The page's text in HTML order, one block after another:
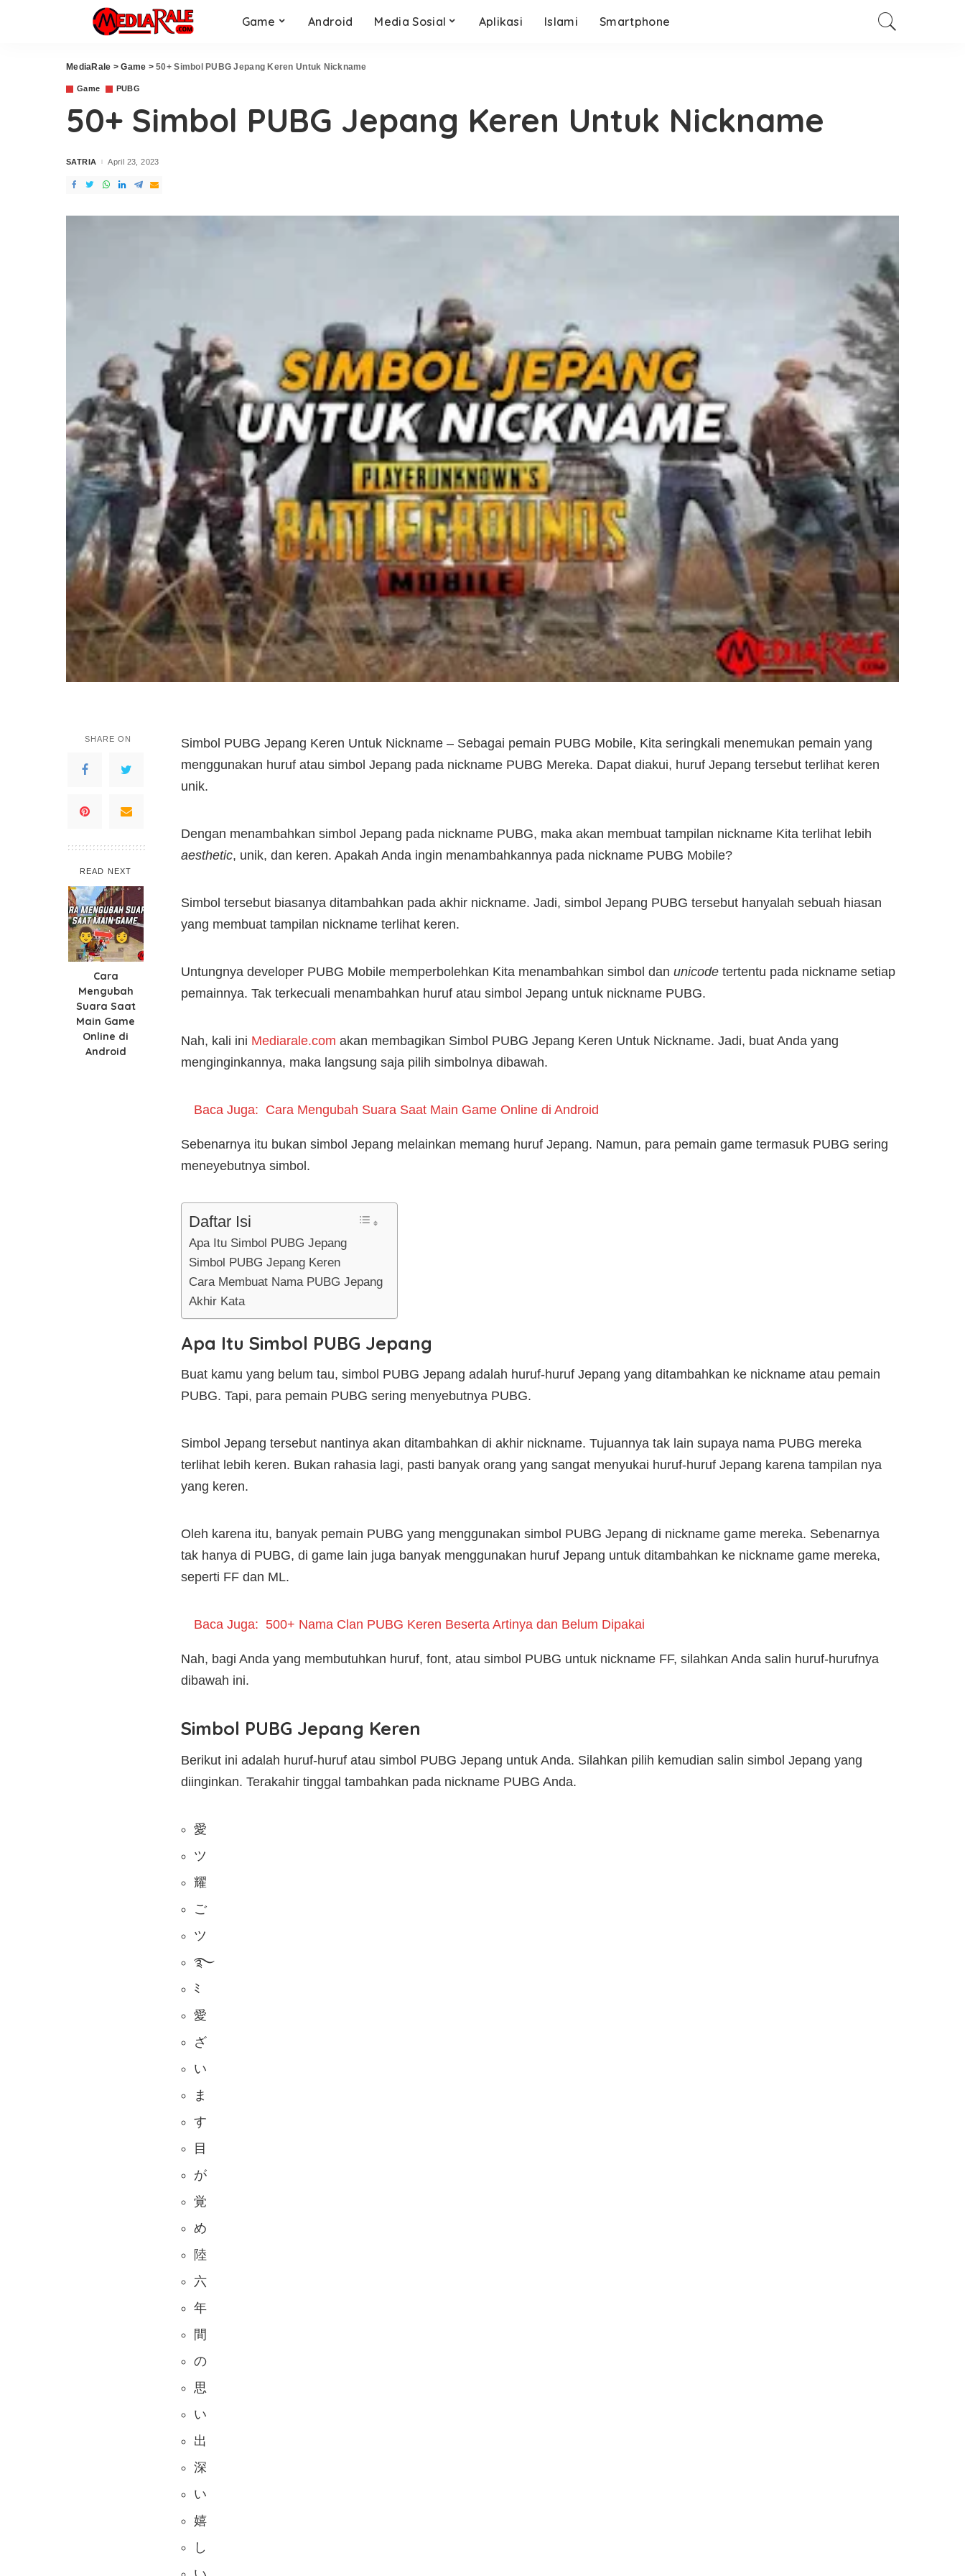
Game Android Media Sosial Aplikasi Islami Smartphone
MediaRale >Game >50+ Simbol PUBG Jepang Keren Untuk Nickname
Game PUBG
50+ Simbol PUBG Jepang Keren Untuk Nickname
Posted
SATRIA April 23, 2023
SHARE ON
READ NEXT
Cara
Mengubah
Suara Saat
Main Game
Online di
Android
Simbol PUBG Jepang Keren Untuk Nickname – Sebagai pemain PUBG Mobile, Kita seringkali menemukan pemain yang
menggunakan huruf atau simbol Jepang pada nickname PUBG Mereka. Dapat diakui, huruf Jepang tersebut terlihat keren
unik.
Dengan menambahkan simbol Jepang pada nickname PUBG, maka akan membuat tampilan nickname Kita terlihat lebih
aesthetic, unik, dan keren. Apakah Anda ingin menambahkannya pada nickname PUBG Mobile?
Simbol tersebut biasanya ditambahkan pada akhir nickname. Jadi, simbol Jepang PUBG tersebut hanyalah sebuah hiasan
yang membuat tampilan nickname terlihat keren.
Untungnya developer PUBG Mobile memperbolehkan Kita menambahkan simbol dan unicode tertentu pada nickname setiap
pemainnya. Tak terkecuali menambahkan huruf atau simbol Jepang untuk nickname PUBG.
Nah, kali ini Mediarale.com akan membagikan Simbol PUBG Jepang Keren Untuk Nickname. Jadi, buat Anda yang
menginginkannya, maka langsung saja pilih simbolnya dibawah.
Baca Juga: Cara Mengubah Suara Saat Main Game Online di Android
Sebenarnya itu bukan simbol Jepang melainkan memang huruf Jepang. Namun, para pemain game termasuk PUBG sering
meneyebutnya simbol.
Daftar Isi
Apa Itu Simbol PUBG Jepang
Simbol PUBG Jepang Keren
Cara Membuat Nama PUBG Jepang
Akhir Kata
Apa Itu Simbol PUBG Jepang
Buat kamu yang belum tau, simbol PUBG Jepang adalah huruf-huruf Jepang yang ditambahkan ke nickname atau pemain
PUBG. Tapi, para pemain PUBG sering menyebutnya PUBG.
Simbol Jepang tersebut nantinya akan ditambahkan di akhir nickname. Tujuannya tak lain supaya nama PUBG mereka
terlihat lebih keren. Bukan rahasia lagi, pasti banyak orang yang sangat menyukai huruf-huruf Jepang karena tampilan nya
yang keren.
Oleh karena itu, banyak pemain PUBG yang menggunakan simbol PUBG Jepang di nickname game mereka. Sebenarnya
tak hanya di PUBG, di game lain juga banyak menggunakan huruf Jepang untuk ditambahkan ke nickname game mereka,
seperti FF dan ML.
Baca Juga: 500+ Nama Clan PUBG Keren Beserta Artinya dan Belum Dipakai
Nah, bagi Anda yang membutuhkan huruf, font, atau simbol PUBG untuk nickname FF, silahkan Anda salin huruf-hurufnya
dibawah ini.
Simbol PUBG Jepang Keren
Berikut ini adalah huruf-huruf atau simbol PUBG Jepang untuk Anda. Silahkan pilih kemudian salin simbol Jepang yang
diinginkan. Terakahir tinggal tambahkan pada nickname PUBG Anda.
愛
ツ
耀
ご
ツ
࿐
ﾐ
愛
ざ
い
ま
す
目
が
覚
め
陸
六
年
間
の
思
い
出
深
い
嬉
し